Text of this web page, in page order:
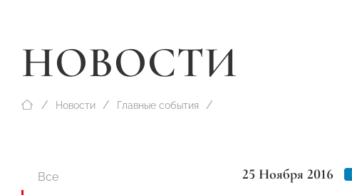
НОВОСТИ
Новости Главные события
Все
25 Ноября 2016